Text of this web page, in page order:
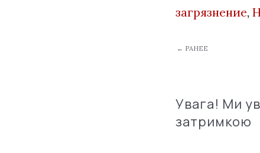
загрязнение,
← РАНЕЕ
Увага! Ми
затримкою